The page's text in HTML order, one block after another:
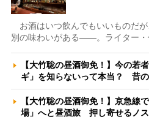
お酒はいつ飲んでもいいものだ
別の味わいがある――。ライター・
【大竹聡の昼酒御免！】今の若
ギ」を知らないって本当？ 昔
【大竹聡の昼酒御免！】京急線
場」へと昼酒旅 押し寄せるノ